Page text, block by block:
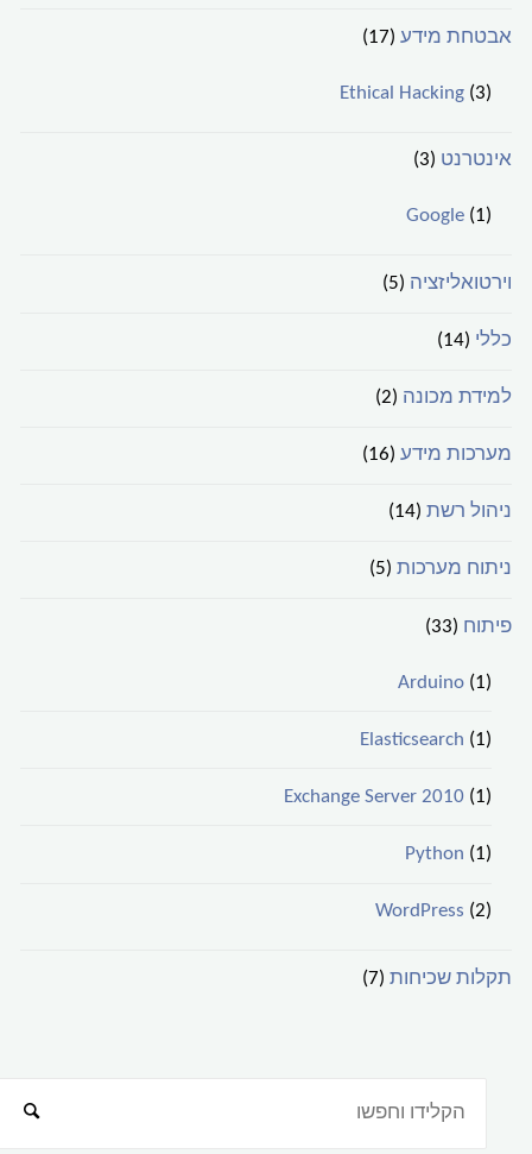
אבטחת מידע (17)
Ethical Hacking(3)
אינטרנט (3)
Google(1)
וירטואליזציה (5)
כללי (14)
למידת מכונה (2)
מערכות מידע (16)
ניהול רשת (14)
ניתוח מערכות (5)
פיתוח (33)
Arduino(1)
Elasticsearch (1)
Exchange Server 2010(1)
Python (1)
WordPress (2)
תקלות שכיחות (7)